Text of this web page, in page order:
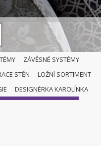
ZÁVĚSNÉ SYSTÉMY
STĚN
LOŽNÍ SORTIMENT
DESIGNÉRKA KAROLÍNKA
ZÁVĚSY